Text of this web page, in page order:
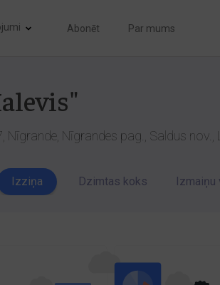
Abonēt Par mums
Nīgrande, Nīgrandes pag., Saldus nov.,
Izziņa Dzimtas koks Izmaiņu